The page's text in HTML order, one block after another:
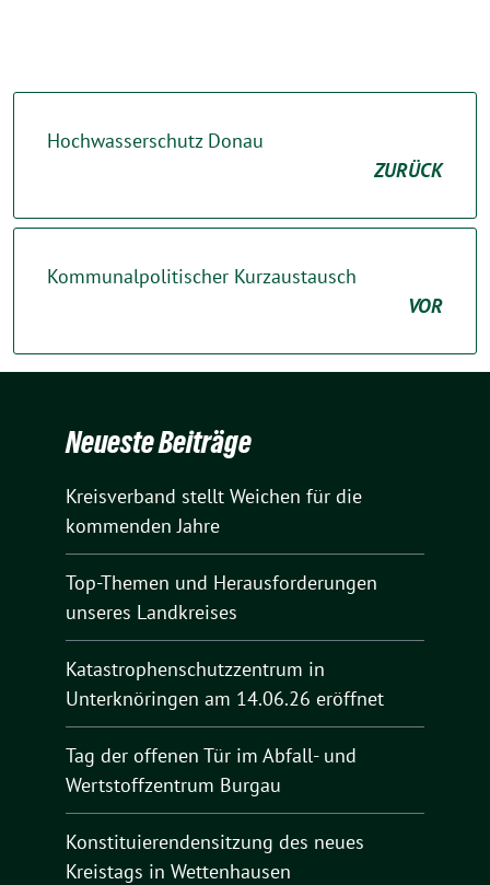
Hochwasserschutz Donau
ZURÜCK
Kommunalpolitischer Kurzaustausch
VOR
Neueste Beiträge
Kreisverband stellt Weichen für die
kommenden Jahre
Top-Themen und Herausforderungen
unseres Landkreises
Katastrophenschutzzentrum in
Unterknöringen am 14.06.26 eröffnet
Tag der offenen Tür im Abfall- und
Wertstoffzentrum Burgau
Konstituierendensitzung des neues
Kreistags in Wettenhausen